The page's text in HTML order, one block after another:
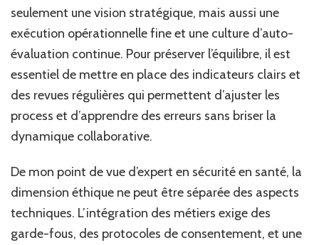
seulement une vision stratégique, mais aussi une
exécution opérationnelle fine et une culture d’auto-
évaluation continue. Pour préserver l’équilibre, il est
essentiel de mettre en place des indicateurs clairs et
des revues régulières qui permettent d’ajuster les
process et d’apprendre des erreurs sans briser la
dynamique collaborative.
De mon point de vue d’expert en sécurité en santé, la
dimension éthique ne peut être séparée des aspects
techniques. L’intégration des métiers exige des
garde-fous, des protocoles de consentement, et une